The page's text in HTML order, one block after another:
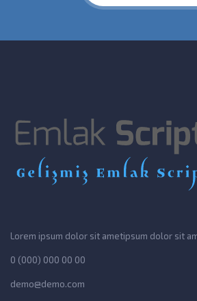
Lorem ipsum dolor sit ametipsum dolor sit
0 (000) 000 00 00
demo@demo.com